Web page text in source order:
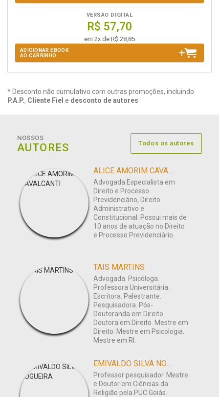
VERSÃO DIGITAL
R$ 57,70
em 2x de R$ 28,85
ADICIONAR EBOOK
AO CARRINHO
* Desconto não cumulativo com outras promoções, incluindo
P.A.P., Cliente Fiel e desconto de autores
NOSSOS
AUTORES Todos os autores
ALICE AMORIM CAVALCANTI
Advogada Especialista em
Direito e Processo
Previdenciário, Direito
Administrativo e
Constitucional. Possui mais de
10 anos de atuação no Direito
e Processo Previdenciário.
TAIS MARTINS
Advogada. Psicóloga.
Professora Universitária.
Escritora. Palestrante.
Pesquisadora. Pós-
Doutoranda em Direito.
Doutora em Direito. Mestre em
Direito. Mestre em Psicologia.
Mestre em RI.
EMIVALDO SILVA NOGUEIRA
Professor pesquisador. Mestre
e Doutor em Ciências da
Religião pela PUC Goiás.